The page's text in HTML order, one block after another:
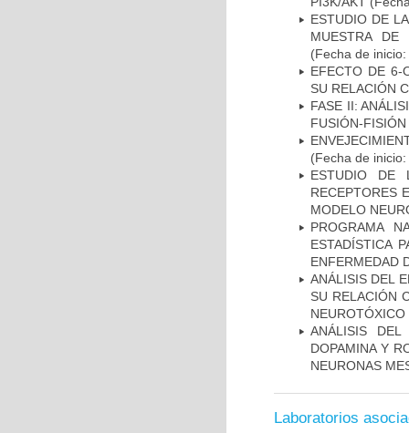
ESTUDIO DE
MUESTRA DE
(Fecha de
EFECTO DE 6-
SU RELACIÓN
FASE II:
FUSIÓN-
(Fecha de
ESTUDIO DE
RECEPTORES
MODELO
PROGRAMA
ESTADÍSTICA
ENFERMEDAD
ANÁLISIS DEL
SU RELACIÓN
NEUROTÓXICO
ANÁLISIS
DOPAMINA Y
NEURONAS
Laboratorios